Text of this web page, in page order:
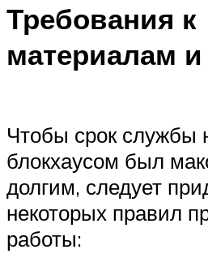
Требования к
материалам
Чтобы срок службы
блокхаусом был
долгим, следует
некоторых правил
работы: